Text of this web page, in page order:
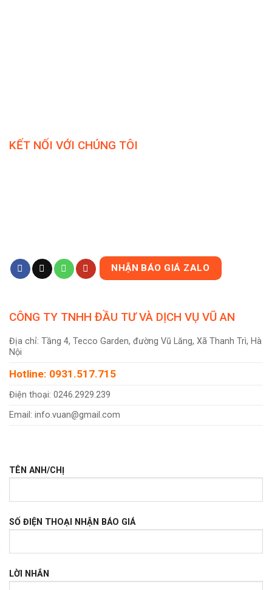
KẾT NỐI VỚI CHÚNG TÔI
NHẬN BÁO GIÁ ZALO
CÔNG TY TNHH ĐẦU TƯ VÀ DỊCH VỤ VŨ AN
Địa chỉ: Tầng 4, Tecco Garden, đường Vũ Lăng, Xã Thanh Trì, Hà
Nội
Hotline: 0931.517.715
Điện thoại: 0246.2929.239
Email: info.vuan@gmail.com
TÊN ANH/CHỊ
SỐ ĐIỆN THOẠI NHẬN BÁO GIÁ
LỜI NHẮN